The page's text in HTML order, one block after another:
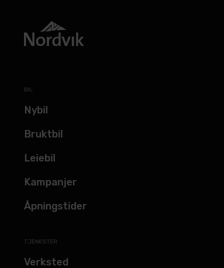
BIL
Nybil
Bruktbil
Leiebil
Kampanjer
Åpningstider
TJENESTER
Verksted